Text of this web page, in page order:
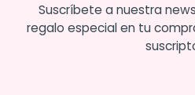
Suscríbete a nuestra
regalo especial en tu